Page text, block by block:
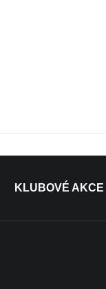
KLUBOVÉ AKCE